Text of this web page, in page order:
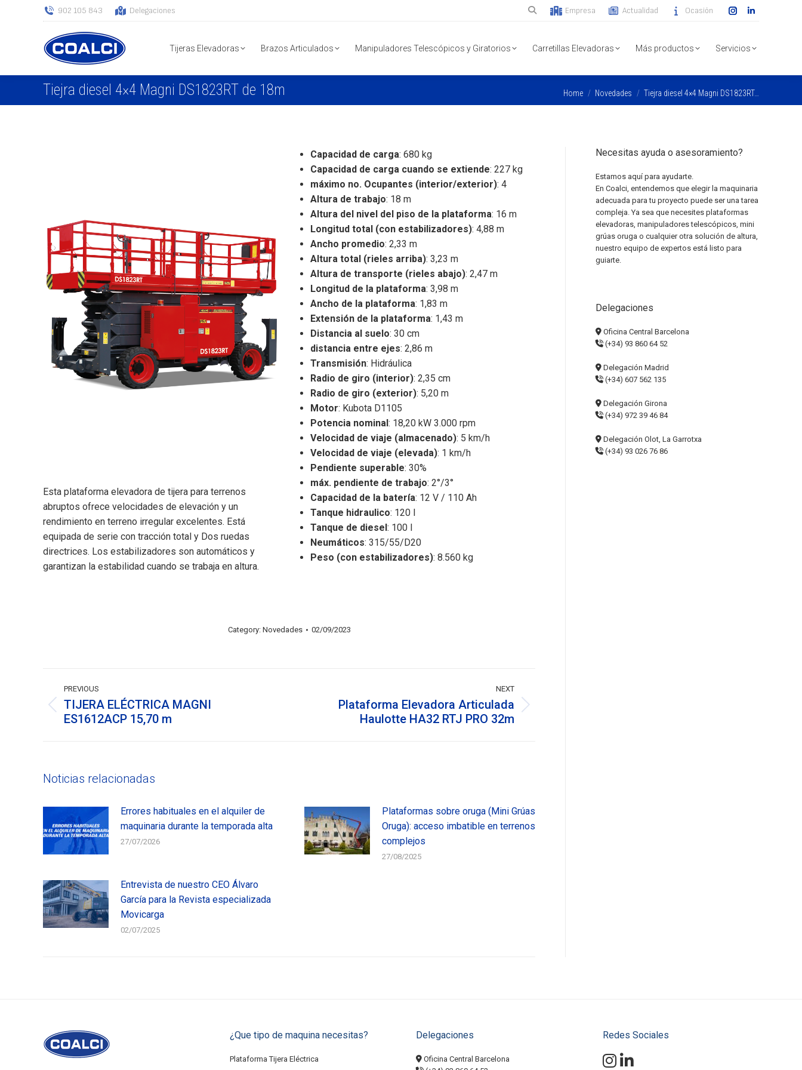
902 105 843 Delegaciones Empresa Actualidad Ocasión
Instagram
opens
window
Linkedin
opens
window
Tijeras Elevadoras Brazos Articulados Manipuladores Telescópicos y Giratorios Carretillas Elevadoras Más productos Servicios
Tiejra diesel 4×4 Magni DS1823RT de 18m You are here:
Home Novedades Tiejra diesel 4×4 Magni DS1823RT…
Esta plataforma elevadora de tijera para terrenos
abruptos ofrece velocidades de elevación y un
rendimiento en terreno irregular excelentes. Está
equipada de serie con tracción total y Dos ruedas
directrices. Los estabilizadores son automáticos y
garantizan la estabilidad cuando se trabaja en altura.
Capacidad de carga: 680 kg
Capacidad de carga cuando se extiende: 227 kg
máximo no. Ocupantes (interior/exterior): 4
Altura de trabajo: 18 m
Altura del nivel del piso de la plataforma: 16 m
Longitud total (con estabilizadores): 4,88 m
Ancho promedio: 2,33 m
Altura total (rieles arriba): 3,23 m
Altura de transporte (rieles abajo): 2,47 m
Longitud de la plataforma: 3,98 m
Ancho de la plataforma: 1,83 m
Extensión de la plataforma: 1,43 m
Distancia al suelo: 30 cm
distancia entre ejes: 2,86 m
Transmisión: Hidráulica
Radio de giro (interior): 2,35 cm
Radio de giro (exterior): 5,20 m
Motor: Kubota D1105
Potencia nominal: 18,20 kW 3.000 rpm
Velocidad de viaje (almacenado): 5 km/h
Velocidad de viaje (elevada): 1 km/h
Pendiente superable: 30%
máx. pendiente de trabajo: 2°/3°
Capacidad de la batería: 12 V / 110 Ah
Tanque hidraulico: 120 l
Tanque de diesel: 100 l
Neumáticos: 315/55/D20
Peso (con estabilizadores): 8.560 kg
Category: Novedades 02/09/2023
navigation
PREVIOUS
Previous
post:
TIJERA ELÉCTRICA MAGNI
ES1612ACP 15,70 m
NEXT
Plataforma Elevadora Articulada
Haulotte HA32 RTJ PRO 32m
Noticias relacionadas
Errores habituales en el alquiler de
maquinaria durante la temporada alta
27/07/2026
Plataformas sobre oruga (Mini Grúas
Oruga): acceso imbatible en terrenos
complejos
27/08/2025
Entrevista de nuestro CEO Álvaro
García para la Revista especializada
Movicarga
02/07/2025
Necesitas ayuda o asesoramiento?
Estamos aquí para ayudarte.
En Coalci, entendemos que elegir la maquinaria
adecuada para tu proyecto puede ser una tarea
compleja. Ya sea que necesites plataformas
elevadoras, manipuladores telescópicos, mini
grúas oruga o cualquier otra solución de altura,
nuestro equipo de expertos está listo para
guiarte.
Delegaciones
Oficina Central Barcelona
(+34) 93 860 64 52
Delegación Madrid
(+34) 607 562 135
Delegación Girona
(+34) 972 39 46 84
Delegación Olot, La Garrotxa
(+34) 93 026 76 86
¿Que tipo de maquina necesitas?
Plataforma Tijera Eléctrica
Delegaciones
Oficina Central Barcelona
Redes Sociales